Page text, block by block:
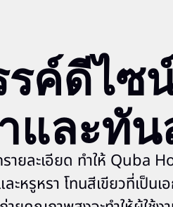
รค์ดีไซ
และทั
ายละเอียด ทำให้ Quba
ะหรูหรา โทนสีเขียวที่เป็น